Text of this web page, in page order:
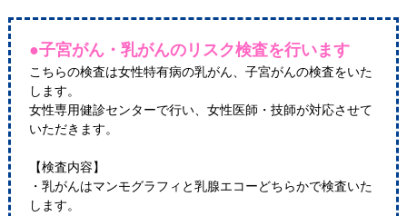
●子宮がん・乳がんのリスク検査を行います
こちらの検査は女性特有病の乳がん、子宮がんの検査をいた
します。
女性専用健診センターで行い、女性医師・技師が対応させて
いただきます。
【検査内容】
・乳がんはマンモグラフィと乳腺エコーどちらかで検査いた
します。